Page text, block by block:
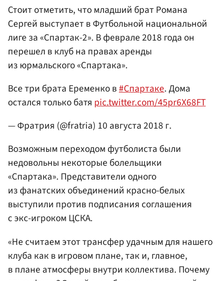
Стоит отметить, что младший брат Романа
Сергей выступает в Футбольной национальной
лиге за «Спартак-2». В феврале 2018 года он
перешел в клуб на правах аренды
из юрмальского «Спартака».
Все три брата Еременко в#Спартаке. Дома
остался только батя pic.twitter.com/45pr6X68FT
— Фратрия (@fratria) 10 августа 2018 г.
Возможным переходом футболиста были
недовольны некоторые болельщики
«Спартака». Представители одного
из фанатских объединений красно-белых
выступили против подписания соглашения
с экс-игроком ЦСКА.
«Не считаем этот трансфер удачным для нашего
клуба как в игровом плане, так и, главное,
в плане атмосферы внутри коллектива. Почему